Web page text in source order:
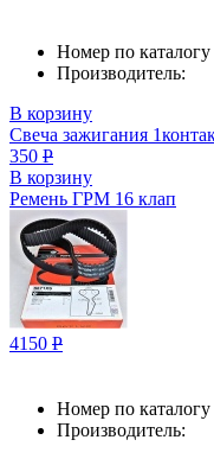
Номер по каталогу
Производитель:
В корзину
Свеча зажигания
350 Р
В корзину
Ремень ГРМ 16 клап
4150 Р
Номер по каталогу
Производитель: